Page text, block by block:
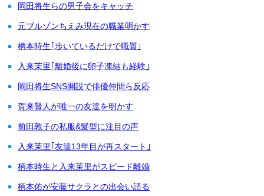
岡田将生らの男子会をキャッチ
元ブルゾンちえみ現在の職業明かす
柄本時生｢歩いているだけで職質｣
入来茉里｢離婚後に卵子凍結も経験｣
岡田将生SNS開設で俳優仲間ら反応
賀来賢人が唯一の友達を明かす
前田敦子の私服&髪型に注目の声
入来茉里｢友達13年目が再スタート｣
柄本時生と入来茉里がスピード離婚
柄本佑が安藤サクラとの出会い語る